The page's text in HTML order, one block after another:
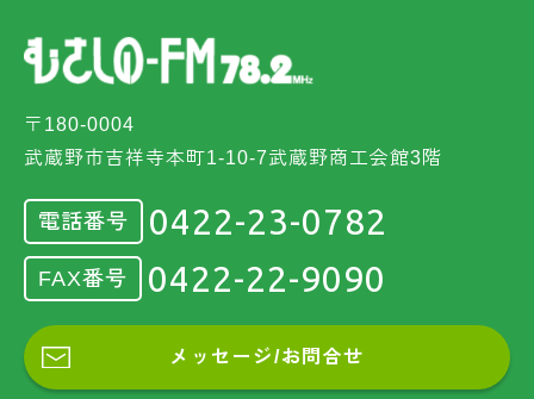
〒180-0004
武蔵野市吉祥寺本町1-10-7武蔵野商工会館3階
電話番号 0422-23-0782
FAX番号 0422-22-9090
メッセージ/お問合せ